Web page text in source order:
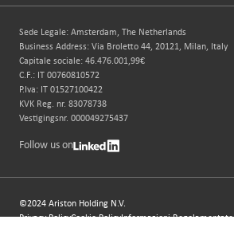
Sede Legale: Amsterdam, The Netherlands
Business Address: Via Broletto 44, 20121, Milan, Italy
Capitale sociale: 46.476.001,99€
C.F.: IT 00760810572
P.Iva: IT 01527100422
KVK Reg. nr. 83078738
Vestigingsnr. 000049275437
Follow us on
©2024 Ariston Holding N.V.
Privacy PolicyCookie PolicyInformazioni Regolamentate